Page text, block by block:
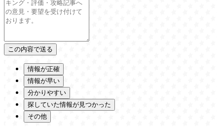
情報が正確
情報が早い
分かりやすい
探していた情報が見つかった
その他